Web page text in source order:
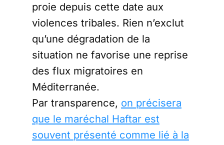
proie depuis cette date aux
violences tribales. Rien n’exclut
qu’une dégradation de la
situation ne favorise une reprise
des flux migratoires en
Méditerranée.
Par transparence, on précisera
que le maréchal Haftar est
souvent présenté comme lié à la